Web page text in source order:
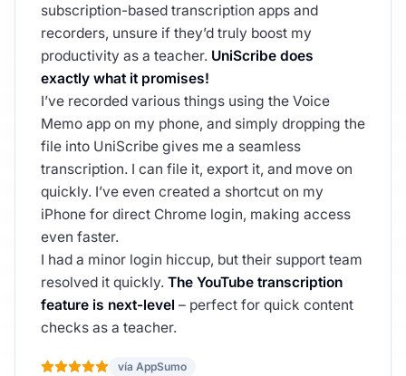
subscription-based transcription apps and
recorders, unsure if they’d truly boost my
productivity as a teacher. UniScribe does
exactly what it promises!
I’ve recorded various things using the Voice
Memo app on my phone, and simply dropping the
file into UniScribe gives me a seamless
transcription. I can file it, export it, and move on
quickly. I’ve even created a shortcut on my
iPhone for direct Chrome login, making access
even faster.
I had a minor login hiccup, but their support team
resolved it quickly. The YouTube transcription
feature is next-level – perfect for quick content
checks as a teacher.
vía AppSumo